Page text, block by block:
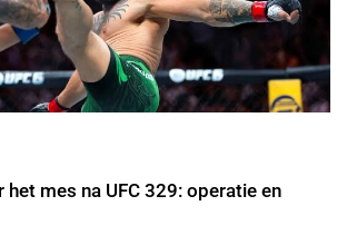
het mes na UFC 329: operatie en